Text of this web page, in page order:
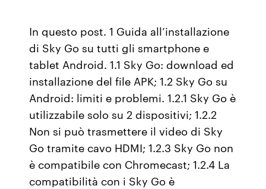
In questo post. 1 Guida all’installazione
di Sky Go su tutti gli smartphone e
tablet Android. 1.1 Sky Go: download ed
installazione del file APK; 1.2 Sky Go su
Android: limiti e problemi. 1.2.1 Sky Go è
utilizzabile solo su 2 dispositivi; 1.2.2
Non si può trasmettere il video di Sky
Go tramite cavo HDMI; 1.2.3 Sky Go non
è compatibile con Chromecast; 1.2.4 La
compatibilità con i Sky Go è